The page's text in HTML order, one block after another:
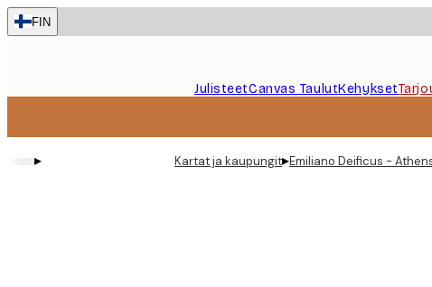
Skip
to
FIN
JulisteetCanvas TaulutKehykset
▸ Kartat ja kaupungit▸Emiliano Deificus -